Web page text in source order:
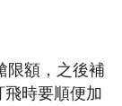
限額，之後補
時要順便加